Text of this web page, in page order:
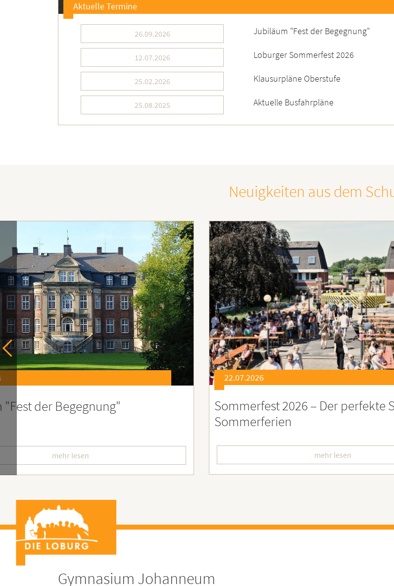
Aktuelle Termine
26.09.2026 Jubiläum "Fest der Begegnung"
12.07.2026 Loburger Sommerfest 2026
25.02.2026 Klausurpläne Oberstufe
25.08.2025 Aktuelle Busfahrpläne
Neuigkeiten aus dem
2026 – Der perfekte Start in die
mehr lesen
21.07.2026
Feierstunde zu Ehren besonders
LoburgerInnen
mehr lesen
Gymnasium Johanneum